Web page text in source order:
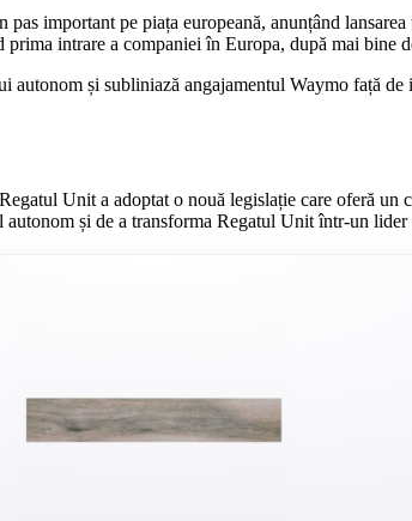
important pe piața europeană, anunțând
intrare a companiei în Europa, după mai bine
și subliniază angajamentul Waymo față
Unit a adoptat o nouă legislație care oferă
și de a transforma Regatul Unit într-un lider